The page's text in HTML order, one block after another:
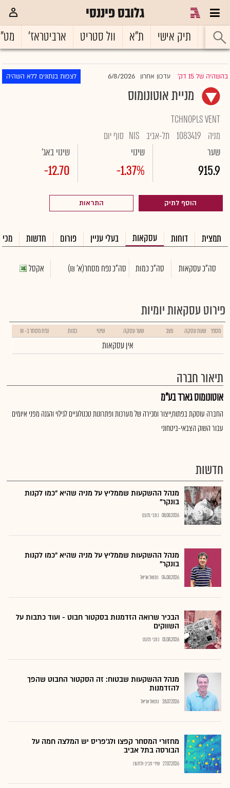
גלובס פיננסי
ראשי תיק אישי ת"א וול סטריט ארביטראז'
בהשהיה של 15 דק' |עדכון אחרון 6/8/2026 לצפות בנתונים ללא השהיה
מניית אוטונומוס
TCHNOPLS VENT
מניה 1083419 תל-אביב NIS סוף יום
שער
915.9
שינוי
-1.37%
שינוי באג'
-12.70
הוסף לתיק התראות
תמצית דוחות עסקאות בעלי עניין פורום חדשות
סה"כ עסקאות סה"כ כמות סה"כ נפח מסחר(א' ₪) אקסל
פירוט עסקאות יומיות
מספר שעת עסקה מצב שער עסקה שינוי כמות נפח מסחר ב- ₪
אין עסקאות
תיאור חברה
אוטונומוס גארד בע"מ
החברה עוסקת בפתוח,ייצור ומכירה של מערכות ופתרונות טכנולוגיים לגילוי והגנה מפני איומים
עבור השוק הצבאי-ביטחוני
חדשות
מנהל ההשקעות שממליץ על מניה שהיא "כמו לקנות
בונקר"
08.08.2026 כתבי גלובס
מנהל ההשקעות שממליץ על מניה שהיא "כמו לקנות
בונקר"
04.08.2026 נתנאל אריאל
הבכיר שרואה הזדמנות בסקטור חבוט - ועוד כתבות על
השווקים
01.08.2026 כתבי גלובס
מנהל ההשקעות שבטוח: זה הסקטור החבוט שהפך
להזדמנות
28.07.2026 נתנאל אריאל
מחזורי המסחר קפצו ולג'פריס יש המלצה חמה על
הבורסה בתל אביב
27.07.2026 שירי חביב-ולדהורן